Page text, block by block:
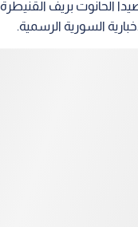
الحانوت بريف القنيطرة
السورية الرسمية.